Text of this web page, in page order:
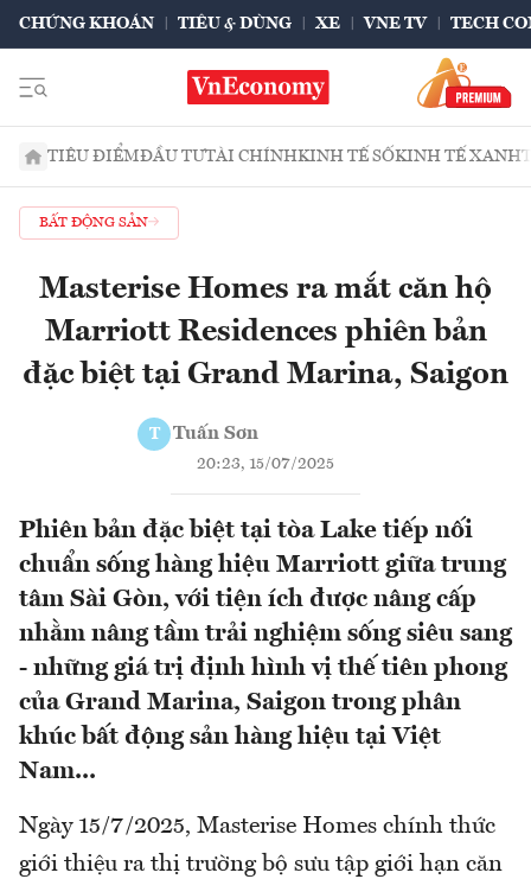
CHỨNG KHOÁN TIÊU & DÙNG XE VNE TV TECH
TIÊU ĐIỂMĐẦU TƯTÀI CHÍNHKINH TẾ SỐKINH TẾ XANH
BẤT ĐỘNG SẢN
Masterise Homes ra mắt căn hộ
Marriott Residences phiên bản
đặc biệt tại Grand Marina, Saigon
T Tuấn Sơn
20:23, 15/07/2025
Phiên bản đặc biệt tại tòa Lake tiếp nối
chuẩn sống hàng hiệu Marriott giữa trung
tâm Sài Gòn, với tiện ích được nâng cấp
nhằm nâng tầm trải nghiệm sống siêu sang
- những giá trị định hình vị thế tiên phong
của Grand Marina, Saigon trong phân
khúc bất động sản hàng hiệu tại Việt
Nam...
Ngày 15/7/2025, Masterise Homes chính thức
giới thiệu ra thị trường bộ sưu tập giới hạn căn